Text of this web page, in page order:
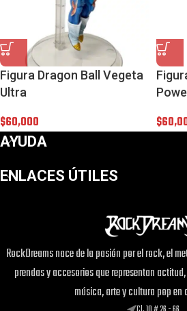
Figura Dragon Ball Vegeta
Ultra
$60,000 $
AYUDA
ENLACES ÚTILES
RockDreams nace de la pasión por el rock, el
prendas y accesorios que representan
música, arte y cultura pop en